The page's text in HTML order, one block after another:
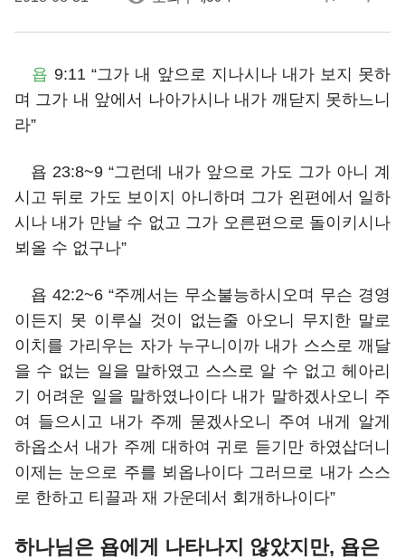
욥 9:11 “그가 내 앞으로 지나시나 내가 보지 못하
며 그가 내 앞에서 나아가시나 내가 깨닫지 못하느니
라”
욥 23:8~9 “그런데 내가 앞으로 가도 그가 아니 계
시고 뒤로 가도 보이지 아니하며 그가 왼편에서 일하
시나 내가 만날 수 없고 그가 오른편으로 돌이키시나
뵈올 수 없구나”
욥 42:2~6 “주께서는 무소불능하시오며 무슨 경영
이든지 못 이루실 것이 없는줄 아오니 무지한 말로
이치를 가리우는 자가 누구니이까 내가 스스로 깨달
을 수 없는 일을 말하였고 스스로 알 수 없고 헤아리
기 어려운 일을 말하였나이다 내가 말하겠사오니 주
여 들으시고 내가 주께 묻겠사오니 주여 내게 알게
하옵소서 내가 주께 대하여 귀로 듣기만 하였삽더니
이제는 눈으로 주를 뵈옵나이다 그러므로 내가 스스
로 한하고 티끌과 재 가운데서 회개하나이다”
하나님은 욥에게 나타나지 않았지만, 욥은